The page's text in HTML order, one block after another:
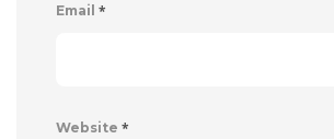
Email *
Website *